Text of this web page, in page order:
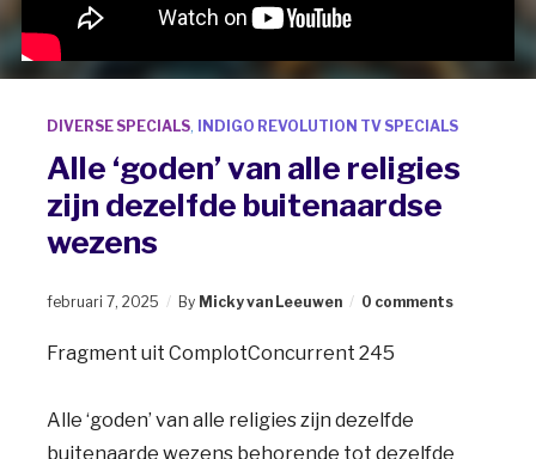
DIVERSE SPECIALS, INDIGO REVOLUTION TV SPECIALS
Alle ‘goden’ van alle religies
zijn dezelfde buitenaardse
wezens
februari 7, 2025 By Micky van Leeuwen 0 comments
Fragment uit ComplotConcurrent 245
Alle ‘goden’ van alle religies zijn dezelfde
buitenaarde wezens behorende tot dezelfde